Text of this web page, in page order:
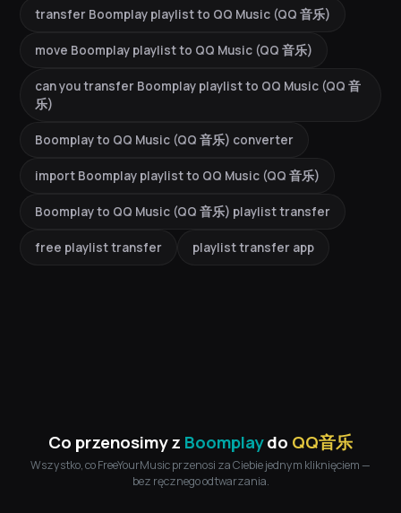
transfer Boomplay playlist to QQ Music (QQ 音乐)
move Boomplay playlist to QQ Music (QQ 音乐)
can you transfer Boomplay playlist to QQ Music (QQ 音
乐)
Boomplay to QQ Music (QQ 音乐) converter
import Boomplay playlist to QQ Music (QQ 音乐)
Boomplay to QQ Music (QQ 音乐) playlist transfer
free playlist transfer playlist transfer app
Co przenosimy z Boomplaydo QQ音乐
Wszystko, co FreeYourMusic przenosi za Ciebie jednym kliknięciem —
bez ręcznego odtwarzania.